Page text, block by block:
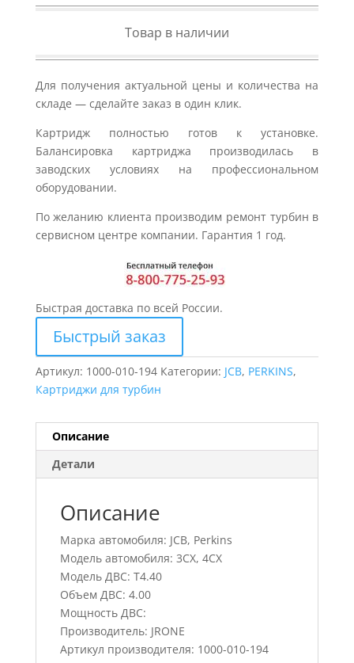
Товар в наличии
Для получения актуальной цены и количества на
складе — сделайте заказ в один клик.
Картридж полностью готов к установке.
Балансировка картриджа производилась в
заводских условиях на профессиональном
оборудовании.
По желанию клиента производим ремонт турбин в
сервисном центре компании. Гарантия 1 год.
Быстрая доставка по всей России.
Быстрый заказ
Артикул: 1000-010-194 Категории: JCB, PERKINS,
Картриджи для турбин
Описание
Детали
Описание
Марка автомобиля: JCB, Perkins
Модель автомобиля: 3CX, 4CX
Модель ДВС: T4.40
Объем ДВС: 4.00
Мощность ДВС:
Производитель: JRONE
Артикул производителя: 1000-010-194